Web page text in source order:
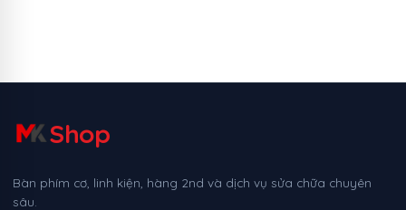
Shop
Bàn phím cơ, linh kiện, hàng 2nd và dịch vụ sửa chữa chuyên
sâu.